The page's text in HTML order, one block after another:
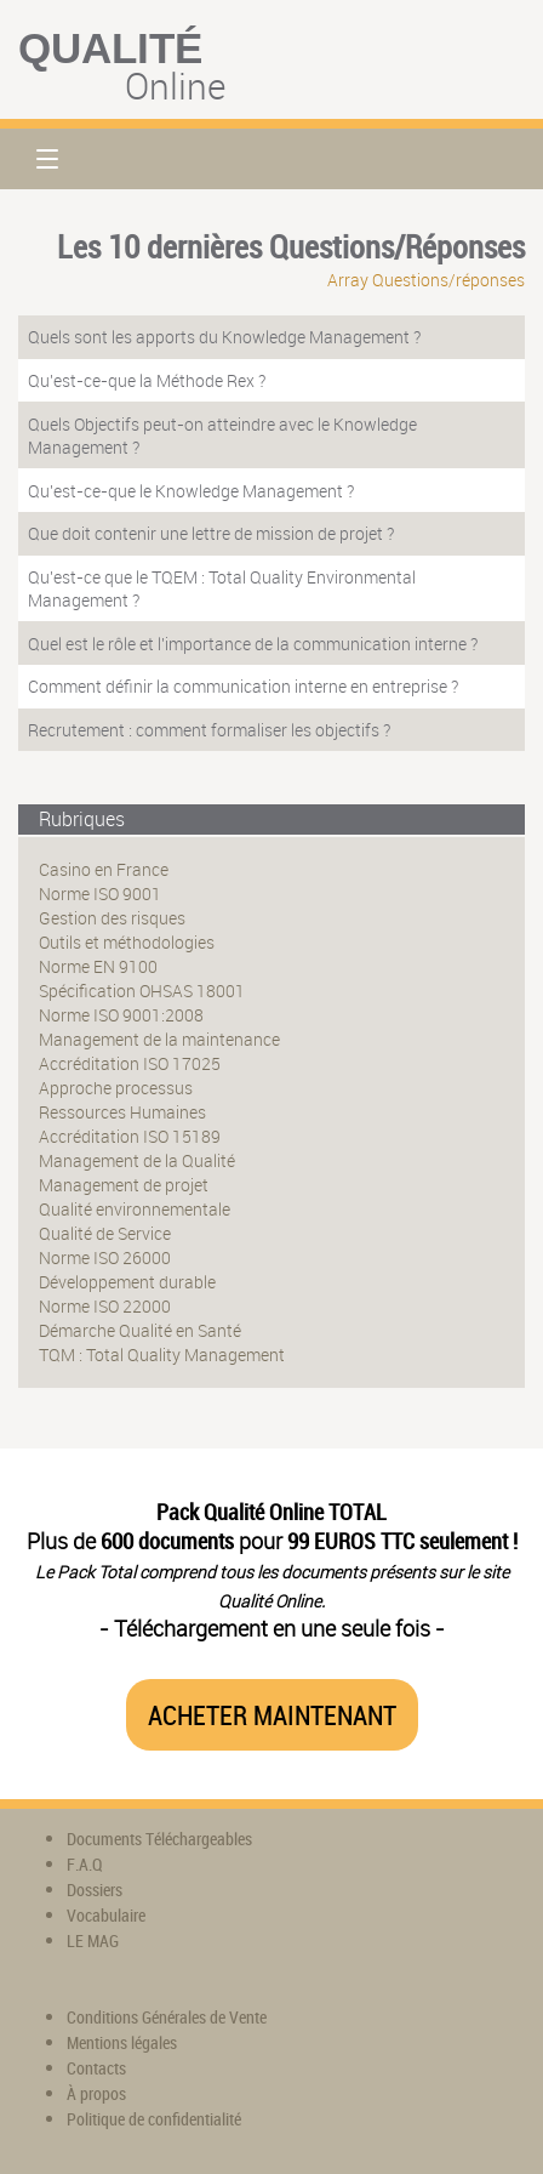
QUALITÉ
Online
Rubriques
Casino en France
Norme ISO 9001
Gestion des risques
Outils et méthodologies
Norme EN 9100
Spécification OHSAS 18001
Norme ISO 9001:2008
Management de la maintenance
Accréditation ISO 17025
Approche processus
Ressources Humaines
Accréditation ISO 15189
Management de la Qualité
Management de projet
Qualité environnementale
Qualité de Service
Norme ISO 26000
Développement durable
Norme ISO 22000
Démarche Qualité en Santé
TQM : Total Quality Management
Les 10 dernières Questions/Réponses
Array Questions/réponses
Quels sont les apports du Knowledge Management ?
Qu'est-ce-que la Méthode Rex ?
Quels Objectifs peut-on atteindre avec le Knowledge
Management ?
Qu'est-ce-que le Knowledge Management ?
Que doit contenir une lettre de mission de projet ?
Qu'est-ce que le TQEM : Total Quality Environmental
Management ?
Quel est le rôle et l'importance de la communication interne ?
Comment définir la communication interne en entreprise ?
Recrutement : comment formaliser les objectifs ?
Pack Qualité Online TOTAL
Plus de600 documentspour99 EUROS TTC seulement !
Le Pack Total comprend tous les documents présents sur le site
Qualité Online.
- Téléchargement en une seule fois -
ACHETER MAINTENANT
Documents Téléchargeables
F.A.Q
Dossiers
Vocabulaire
LE MAG
Conditions Générales de Vente
Mentions légales
Contacts
À propos
Politique de confidentialité